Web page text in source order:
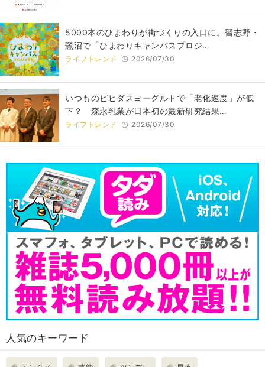
5000本のひまわりが街づくりの入口に。習志野・
鷺沼で「ひまわりキャンパスプロジ…
ライフトレンド 2026/07/30
いつものビヒダスヨーグルトで「老化速度」が低
下？ 森永乳業が日本初の最新研究結果…
ライフトレンド 2026/07/30
人気のキーワード